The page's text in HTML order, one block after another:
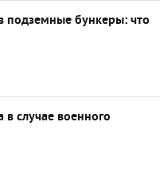
подземные бункеры: что
в случае военного